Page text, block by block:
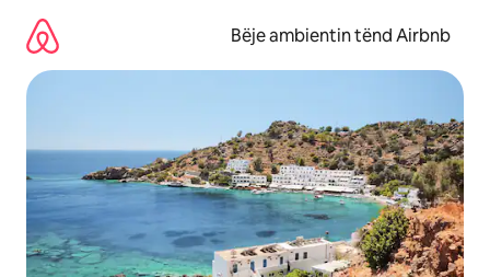
përmbajtja
Bëje ambientin tënd Airbnb